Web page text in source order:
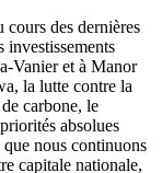
cours des dernières
investissements
et à Manor
la lutte contre la
carbone, le
absolues
nous continuons
capitale nationale,